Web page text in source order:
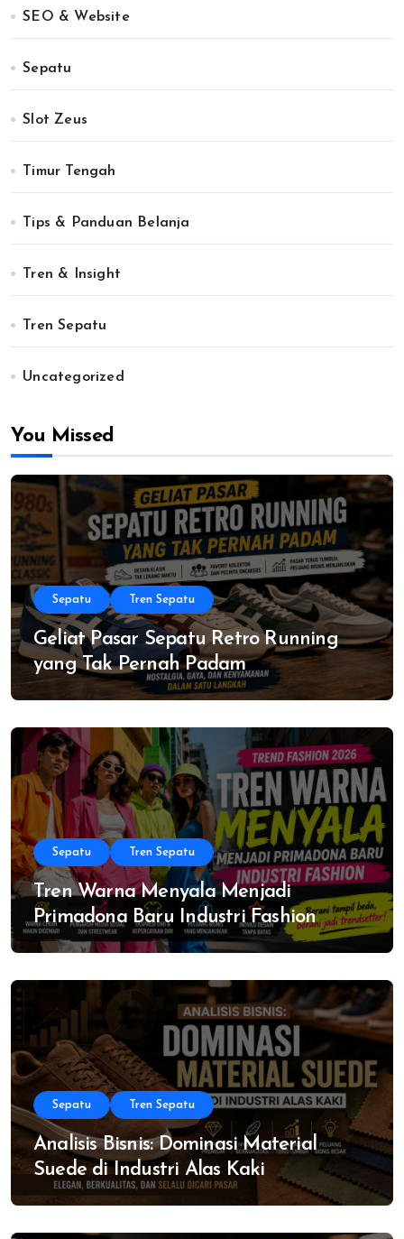
SEO & Website
Sepatu
Slot Zeus
Timur Tengah
Tips & Panduan Belanja
Tren & Insight
Tren Sepatu
Uncategorized
You Missed
Sepatu Tren Sepatu
Geliat Pasar Sepatu Retro Running
yang Tak Pernah Padam
Sepatu Tren Sepatu
Tren Warna Menyala Menjadi
Primadona Baru Industri Fashion
Sepatu Tren Sepatu
Analisis Bisnis: Dominasi Material
Suede di Industri Alas Kaki